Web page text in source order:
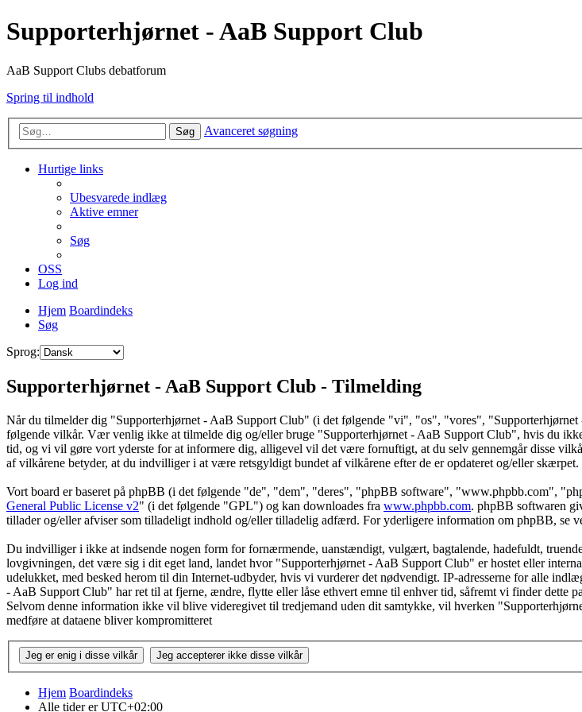
Supporterhjørnet - AaB Support Club
AaB Support Clubs debatforum
Spring til indhold
Søg Avanceret søgning
Hurtige links
Ubesvarede indlæg
Aktive emner
Søg
OSS
Log ind
Hjem Boardindeks
Søg
Sprog:
Supporterhjørnet - AaB Support Club - Tilmelding
Når du tilmelder dig "Supporterhjørnet - AaB Support Club" (i det følgende "vi", "os", "vores",
følgende vilkår. Vær venlig ikke at tilmelde dig og/eller bruge "Supporterhjørnet - AaB Support Club", hvis du
tid, og vi vil gøre vort yderste for at informere dig, alligevel vil det være fornuftigt, at du selv gennemgår disse
af vilkårene betyder, at du indvilliger i at være retsgyldigt bundet af vilkårene efter de er opdateret og/eller skærpet.
Vort board er baseret på phpBB (i det følgende "de", "dem", "deres", "phpBB software", "www.phpbb.com",
General Public License v2" (i det følgende "GPL") og kan downloades fra www.phpbb.com. phpBB softwaren
tillader og/eller afviser som tilladeligt indhold og/eller tilladelig adfærd. For yderligere information om phpBB, se
Du indvilliger i ikke at indsende nogen form for fornærmende, uanstændigt, vulgært, bagtalende, hadefuldt,
lovgivningen, det være sig i dit eget land, landet hvor "Supporterhjørnet - AaB Support Club" er hostet eller
udelukket, med besked herom til din Internet-udbyder, hvis vi vurderer det nødvendigt. IP-adresserne for alle
- AaB Support Club" har ret til at fjerne, ændre, flytte eller låse ethvert emne til enhver tid, såfremt vi finder dette
Selvom denne information ikke vil blive videregivet til tredjemand uden dit samtykke, vil hverken
medføre at dataene bliver kompromitteret
Hjem Boardindeks
Alle tider erUTC+02:00